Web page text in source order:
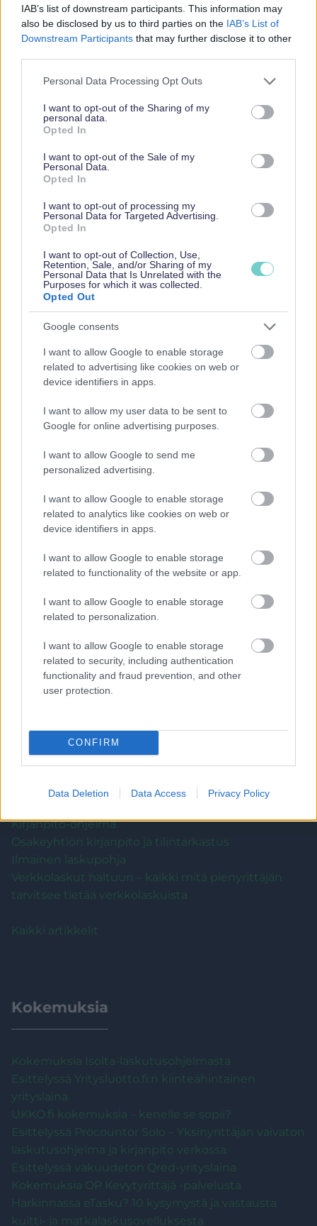
IAB’s list of downstream participants. This information may
also be disclosed by us to third parties on the IAB’s List of
Downstream Participants that may further disclose it to other
Please note that this website/app uses one or more Google
not limited to your visit or usage behaviour. You may click to
grant or deny consent to Google and its third-party tags to
use your data for below specified purposes in below Google
consent section.
Personal Data Processing Opt Outs
I want to opt-out of the Sharing of my
personal data.
Opted In
I want to opt-out of the Sale of my
Personal Data.
Opted In
I want to opt-out of processing my
Personal Data for Targeted Advertising.
Opted In
I want to opt-out of Collection, Use,
Retention, Sale, and/or Sharing of my
Personal Data that Is Unrelated with the
Purposes for which it was collected.
Opted Out
Google consents
I want to allow Google to enable storage
related to advertising like cookies on web or
device identifiers in apps.
I want to allow my user data to be sent to
Google for online advertising purposes.
I want to allow Google to send me
personalized advertising.
I want to allow Google to enable storage
related to analytics like cookies on web or
device identifiers in apps.
I want to allow Google to enable storage
related to functionality of the website or app.
I want to allow Google to enable storage
related to personalization.
I want to allow Google to enable storage
related to security, including authentication
functionality and fraud prevention, and other
user protection.
CONFIRM
Data Deletion Data Access Privacy Policy
Yritysmuodot
Sivutoiminen yrittäjä
Yhdistyksen perustaminen mielessä? Ainakin nämä
asiat on hyvä tietää ensin
Avoin yhtiö – miten avoin yhtiö perustetaan?
Kommandiittiyhtiö ja sen perustaminen
Osuuskunnan perustaminen
Toiminimen perustaminen
Osakeyhtiön perustaminen
Kaikki artikkelit
Yrityksen Rahoitus
Joukkorahoitus yritykselle
Yrityslaina ilman vakuuksia
Yrityslaina pankista
Affiliate-markkinointi eli kumppanuusmainonta – 11
useimmin kysyttyä kysymystä ja vastausta
Finnvera laina ja takaus
Yrityskortti harkinnassa? Huomioi nämä asiat
yritysten maksuaika-, pankki- ja luottokortteja
vertaillessasi
Yrityslainan kilpailutus
Kaikki artikkelit
Kirjanpito
Toiminimen laskutus
Toiminimen kirjanpito itse
Kirjanpidon tosite
Kirjanpitäjän valinta – 10 tärppiä yksinyrittäjälle
Kirjanpito-ohjelma
Osakeyhtiön kirjanpito ja tilintarkastus
Ilmainen laskupohja
Verkkolaskut haltuun – kaikki mitä pienyrittäjän
tarvitsee tietää verkkolaskuista
Kaikki artikkelit
Kokemuksia
Kokemuksia Isolta-laskutusohjelmasta
Esittelyssä Yritysluotto.fi:n kiinteähintainen
yrityslaina
UKKO.fi kokemuksia – kenelle se sopii?
Esittelyssä Procountor Solo – Yksinyrittäjän vaivaton
laskutusohjelma ja kirjanpito verkossa
Esittelyssä vakuudeton Qred-yrityslaina
Kokemuksia OP Kevytyrittäjä -palvelusta
Harkinnassa eTasku? 10 kysymystä ja vastausta
kuitti- ja matkalaskusovelluksesta